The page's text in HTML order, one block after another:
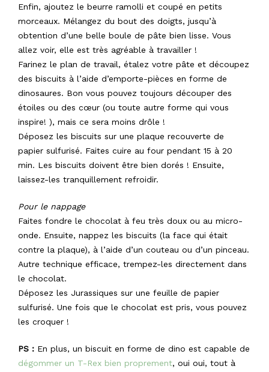
Enfin, ajoutez le beurre ramolli et coupé en petits
morceaux. Mélangez du bout des doigts, jusqu’à
obtention d’une belle boule de pâte bien lisse. Vous
allez voir, elle est très agréable à travailler !
Farinez le plan de travail, étalez votre pâte et découpez
des biscuits à l’aide d’emporte-pièces en forme de
dinosaures. Bon vous pouvez toujours découper des
étoiles ou des cœur (ou toute autre forme qui vous
inspire! ), mais ce sera moins drôle !
Déposez les biscuits sur une plaque recouverte de
papier sulfurisé. Faites cuire au four pendant 15 à 20
min. Les biscuits doivent être bien dorés ! Ensuite,
laissez-les tranquillement refroidir.
Pour le nappage
Faites fondre le chocolat à feu très doux ou au micro-
onde. Ensuite, nappez les biscuits (la face qui était
contre la plaque), à l’aide d’un couteau ou d’un pinceau.
Autre technique efficace, trempez-les directement dans
le chocolat.
Déposez les Jurassiques sur une feuille de papier
sulfurisé. Une fois que le chocolat est pris, vous pouvez
les croquer !
PS : En plus, un biscuit en forme de dino est capable de
dégommer un T-Rex bien proprement, oui oui, tout à